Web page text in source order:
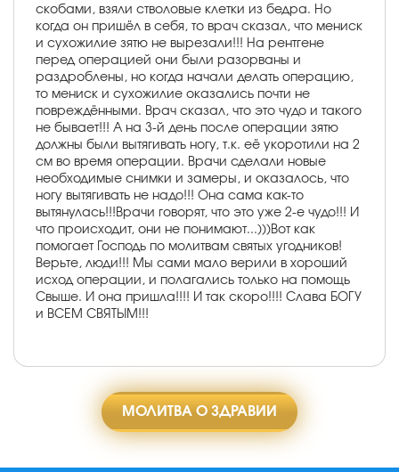
скобами, взяли стволовые клетки из бедра. Но
когда он пришёл в себя, то врач сказал, что мениск
и сухожилие зятю не вырезали!!! На рентгене
перед операцией они были разорваны и
раздроблены, но когда начали делать операцию,
то мениск и сухожилие оказались почти не
повреждёнными. Врач сказал, что это чудо и такого
не бывает!!! А на 3-й день после операции зятю
должны были вытягивать ногу, т.к. её укоротили на 2
см во время операции. Врачи сделали новые
необходимые снимки и замеры, и оказалось, что
ногу вытягивать не надо!!! Она сама как-то
вытянулась!!!Врачи говорят, что это уже 2-е чудо!!! И
что происходит, они не понимают...)))Вот как
помогает Господь по молитвам святых угодников!
Верьте, люди!!! Мы сами мало верили в хороший
исход операции, и полагались только на помощь
Свыше. И она пришла!!!! И так скоро!!!! Слава БОГУ
и ВСЕМ СВЯТЫМ!!!
МОЛИТВА О ЗДРАВИИ